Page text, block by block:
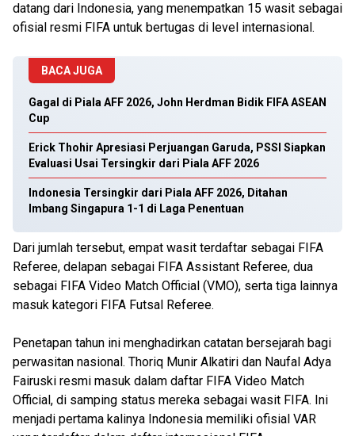
datang dari Indonesia, yang menempatkan 15 wasit sebagai
ofisial resmi FIFA untuk bertugas di level internasional.
BACA JUGA
Gagal di Piala AFF 2026, John Herdman Bidik FIFA ASEAN
Cup
Erick Thohir Apresiasi Perjuangan Garuda, PSSI Siapkan
Evaluasi Usai Tersingkir dari Piala AFF 2026
Indonesia Tersingkir dari Piala AFF 2026, Ditahan
Imbang Singapura 1-1 di Laga Penentuan
Dari jumlah tersebut, empat wasit terdaftar sebagai FIFA
Referee, delapan sebagai FIFA Assistant Referee, dua
sebagai FIFA Video Match Official (VMO), serta tiga lainnya
masuk kategori FIFA Futsal Referee.
Penetapan tahun ini menghadirkan catatan bersejarah bagi
perwasitan nasional. Thoriq Munir Alkatiri dan Naufal Adya
Fairuski resmi masuk dalam daftar FIFA Video Match
Official, di samping status mereka sebagai wasit FIFA. Ini
menjadi pertama kalinya Indonesia memiliki ofisial VAR